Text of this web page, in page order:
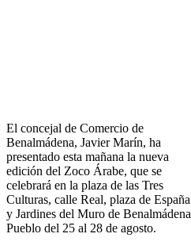
El concejal de Comercio de
Benalmádena, Javier Marín, ha
presentado esta mañana la nueva
edición del Zoco Árabe, que se
celebrará en la plaza de las Tres
Culturas, calle Real, plaza de España
y Jardines del Muro de Benalmádena
Pueblo del 25 al 28 de agosto.